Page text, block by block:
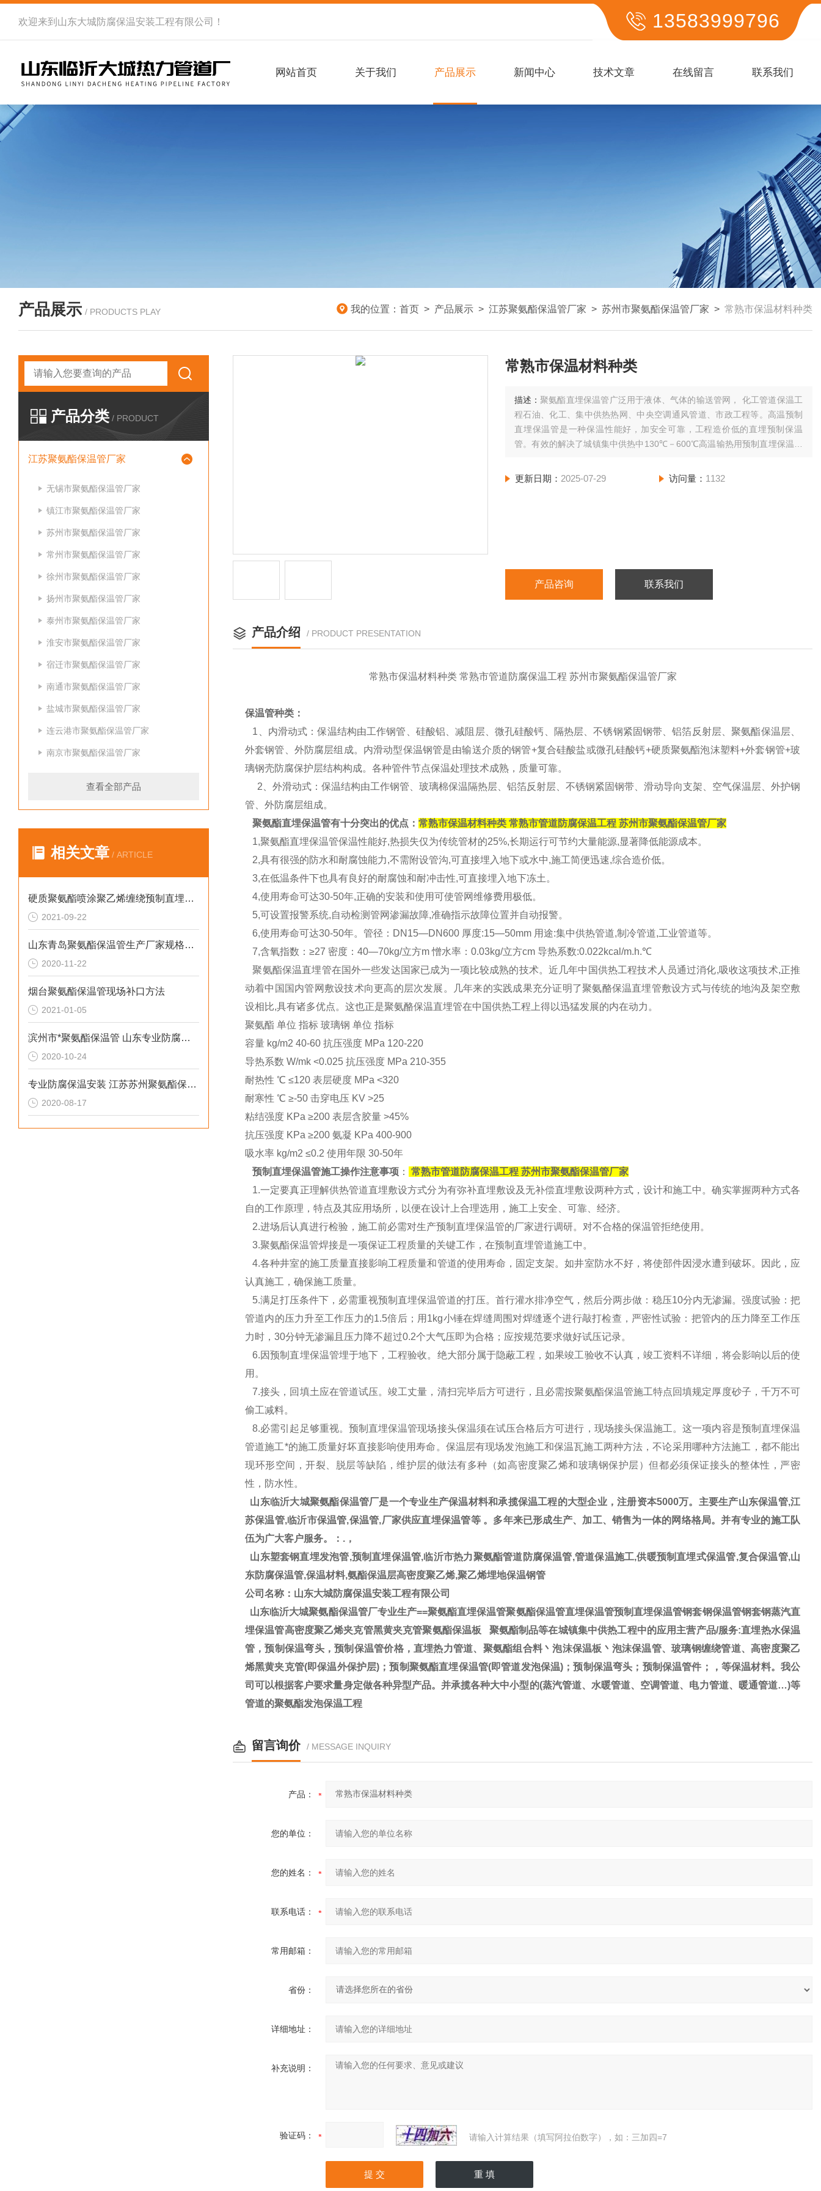
欢迎来到 山东大城防腐保温安装工程有限公司 ！ 13583999796
网站首页 关于我们 产品展示 新闻中心 技术文章 在线留言 联系我们
产品展示 / PRODUCTS PLAY 我的位置： 首页 > 产品展示 > 江苏聚氨酯保温管厂家 > 苏州市聚氨酯保温管厂家 > 常熟市保温材料种类
产品分类 / PRODUCT
江苏聚氨酯保温管厂家
无锡市聚氨酯保温管厂家
镇江市聚氨酯保温管厂家
苏州市聚氨酯保温管厂家
常州市聚氨酯保温管厂家
徐州市聚氨酯保温管厂家
扬州市聚氨酯保温管厂家
泰州市聚氨酯保温管厂家
淮安市聚氨酯保温管厂家
宿迁市聚氨酯保温管厂家
南通市聚氨酯保温管厂家
盐城市聚氨酯保温管厂家
连云港市聚氨酯保温管厂家
南京市聚氨酯保温管厂家
查看全部产品
相关文章 / ARTICLE
硬质聚氨酯喷涂聚乙烯缠绕预制直埋保温管结构特点
2021-09-22
山东青岛聚氨酯保温管生产厂家规格报价
2020-11-22
烟台聚氨酯保温管现场补口方法
2021-01-05
滨州市*聚氨酯保温管 山东专业防腐保温材料
2020-10-24
专业防腐保温安装 江苏苏州聚氨酯保温管生产厂家
2020-08-17
常熟市保温材料种类
描述：聚氨酯直埋保温管广泛用于液体、气体的输送管网， 化工管道保温工
程石油、化工、集中供热热网、中央空调通风管道、市政工程等。高温预制
直埋保温管是一种保温性能好，加安全可靠，工程造价低的直埋预制保温
管。有效的解决了城镇集中供热中130℃－600℃高温输热用预制直埋保温管
防腐保温工程 苏州市聚氨酯保温管厂家
更新日期： 2025-07-29 访问量： 1132
产品咨询 联系我们
产品介绍 / PRODUCT PRESENTATION
常熟市保温材料种类 常熟市管道防腐保温工程 苏州市聚氨酯保温管厂家
保温管种类：
1 、内滑动式：保温结构由工作钢管、硅酸铝、减阻层、微孔硅酸钙、隔热层、不锈钢紧固钢带、铝箔反射层、聚氨酯保温层、
外套钢管、外防腐层组成。内滑动型保温钢管是由输送介质的钢管+复合硅酸盐或微孔硅酸钙+硬质聚氨酯泡沫塑料+外套钢管+玻
璃钢壳防腐保护层结构构成。各种管件节点保温处理技术成熟，质量可靠。
2 、外滑动式：保温结构由工作钢管、玻璃棉保温隔热层、铝箔反射层、不锈钢紧固钢带、滑动导向支架、空气保温层、外护钢
管、外防腐层组成。
聚氨酯直埋保温管有十分突出的优点： 常熟市保温材料种类 常熟市管道防腐保温工程 苏州市聚氨酯保温管厂家
1,聚氨酯直埋保温管保温性能好,热损失仅为传统管材的25%,长期运行可节约大量能源,显著降低能源成本。
2,具有很强的防水和耐腐蚀能力,不需附设管沟,可直接埋入地下或水中,施工简便迅速,综合造价低。
3,在低温条件下也具有良好的耐腐蚀和耐冲击性,可直接埋入地下冻土。
4,使用寿命可达30-50年,正确的安装和使用可使管网维修费用极低。
5,可设置报警系统,自动检测管网渗漏故障,准确指示故障位置并自动报警。
6,使用寿命可达30-50年。管径：DN15—DN600 厚度:15—50mm 用途:集中供热管道,制冷管道,工业管道等。
7,含氧指数：≥27 密度：40—70kg/立方m 憎水率：0.03kg/立方cm 导热系数:0.022kcal/m.h.℃
聚氨酯保温直埋管在国外一些发达国家已成为一项比较成熟的技术。近几年中国供热工程技术人员通过消化,吸收这项技术,正推
动着中国国内管网敷设技术向更高的层次发展。几年来的实践成果充分证明了聚氨酪保温直埋管敷设方式与传统的地沟及架空敷
设相比,具有诸多优点。这也正是聚氨酪保温直埋管在中国供热工程上得以迅猛发展的内在动力。
聚氨酯 单位 指标 玻璃钢 单位 指标
容量 kg/m2 40-60 抗压强度 MPa 120-220
导热系数 W/mk <0.025 抗压强度 MPa 210-355
耐热性 ℃ ≤120 表层硬度 MPa <320
耐寒性 ℃ ≥-50 击穿电压 KV >25
粘结强度 KPa ≥200 表层含胶量 >45%
抗压强度 KPa ≥200 氨凝 KPa 400-900
吸水率 kg/m2 ≤0.2 使用年限 30-50年
预制直埋保温管施工操作注意事项 ：
常熟市管道防腐保温工程 苏州市聚氨酯保温管厂家
1.一定要真正理解供热管道直埋敷设方式分为有弥补直埋敷设及无补偿直埋敷设两种方式，设计和施工中。确实掌握两种方式各
自的工作原理，特点及其应用场所，以便在设计上合理选用，施工上安全、可靠、经济。
2.进场后认真进行检验，施工前必需对生产预制直埋保温管的厂家进行调研。对不合格的保温管拒绝使用。
3.聚氨酯保温管焊接是一项保证工程质量的关键工作，在预制直埋管道施工中。
4.各种井室的施工质量直接影响工程质量和管道的使用寿命，固定支架。如井室防水不好，将使部件因浸水遭到破坏。因此，应
认真施工，确保施工质量。
5.满足打压条件下，必需重视预制直埋保温管道的打压。首行灌水排净空气，然后分两步做：稳压10分内无渗漏。强度试验：把
管道内的压力升至工作压力的1.5倍后；用1kg小锤在焊缝周围对焊缝逐个进行敲打检查，严密性试验：把管内的压力降至工作压
力时，30分钟无渗漏且压力降不超过0.2个大气压即为合格；应按规范要求做好试压记录。
6.因预制直埋保温管埋于地下，工程验收。绝大部分属于隐蔽工程，如果竣工验收不认真，竣工资料不详细，将会影响以后的使
用。
7.接头，回填土应在管道试压。竣工丈量，清扫完毕后方可进行，且必需按聚氨酯保温管施工特点回填规定厚度砂子，千万不可
偷工减料。
8.必需引起足够重视。预制直埋保温管现场接头保温须在试压合格后方可进行，现场接头保温施工。这一项内容是预制直埋保温
管道施工*的施工质量好坏直接影响使用寿命。保温层有现场发泡施工和保温瓦施工两种方法，不论采用哪种方法施工，都不能出
现环形空间，开裂、脱层等缺陷，维护层的做法有多种（如高密度聚乙烯和玻璃钢保护层）但都必须保证接头的整体性，严密
性，防水性。
山东临沂大城聚氨酯保温管厂是一个专业生产保温材料和承揽保温工程的大型企业，注册资本5000万。主要生产山东保温管,江
苏保温管,临沂市保温管,保温管,厂家供应直埋保温管等 。多年来已形成生产、加工、销售为一体的网络格局。并有专业的施工队
伍为广大客户服务。：.，
山东塑套钢直埋发泡管,预制直埋保温管,临沂市热力聚氨酯管道防腐保温管,管道保温施工,供暖预制直埋式保温管,复合保温管,山
东防腐保温管,保温材料,氨酯保温层高密度聚乙烯,聚乙烯埋地保温钢管
公司名称：山东大城防腐保温安装工程有限公司
山东临沂大城聚氨酯保温管厂专业生产==聚氨酯直埋保温管聚氨酯保温管直埋保温管预制直埋保温管钢套钢保温管钢套钢蒸汽直
埋保温管高密度聚乙烯夹克管黑黄夹克管聚氨酯保温板 聚氨酯制品等在城镇集中供热工程中的应用主营产品/服务:直埋热水保温
管，预制保温弯头，预制保温管价格，直埋热力管道、聚氨酯组合料丶泡沫保温板丶泡沫保温管、玻璃钢缠绕管道、高密度聚乙
烯黑黄夹克管(即保温外保护层)；预制聚氨酯直埋保温管(即管道发泡保温)；预制保温弯头；预制保温管件；，等保温材料。我公
司可以根据客户要求量身定做各种异型产品。并承揽各种大中小型的(蒸汽管道、水暖管道、空调管道、电力管道、暖通管道…)等
管道的聚氨酯发泡保温工程
留言询价 / MESSAGE INQUIRY
产品：
您的单位：
您的姓名：
联系电话：
常用邮箱：
省份：
详细地址：
补充说明：
验证码： 请输入计算结果（填写阿拉伯数字），如：三加四=7